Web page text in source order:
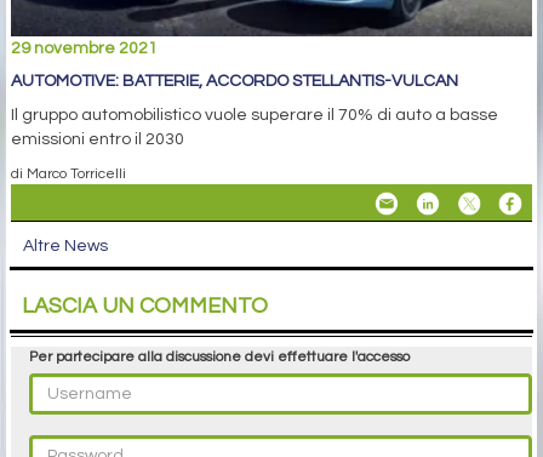
29 novembre 2021
AUTOMOTIVE: BATTERIE, ACCORDO STELLANTIS-VULCAN
Il gruppo automobilistico vuole superare il 70% di auto a basse
emissioni entro il 2030
di Marco Torricelli
Altre News
LASCIA UN COMMENTO
Per partecipare alla discussione devi effettuare l'accesso